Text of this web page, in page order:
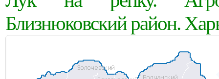
Близнюковский район.